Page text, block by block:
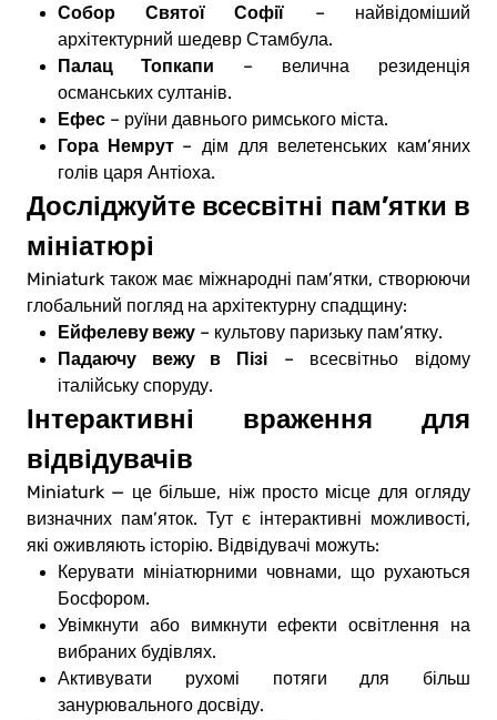
Собор Святої Софії – найвідоміший
архітектурний шедевр Стамбула.
Палац Топкапи – велична резиденція
османських султанів.
Ефес – руїни давнього римського міста.
Гора Немрут – дім для велетенських кам’яних
голів царя Антіоха.
Досліджуйте всесвітні пам’ятки в
мініатюрі
Miniaturk також має міжнародні пам’ятки, створюючи
глобальний погляд на архітектурну спадщину:
Ейфелеву вежу – культову паризьку пам’ятку.
Падаючу вежу в Пізі – всесвітньо відому
італійську споруду.
Інтерактивні враження для
відвідувачів
Miniaturk — це більше, ніж просто місце для огляду
визначних пам’яток. Тут є інтерактивні можливості,
які оживляють історію. Відвідувачі можуть:
Керувати мініатюрними човнами, що рухаються
Босфором.
Увімкнути або вимкнути ефекти освітлення на
вибраних будівлях.
Активувати рухомі потяги для більш
занурювального досвіду.